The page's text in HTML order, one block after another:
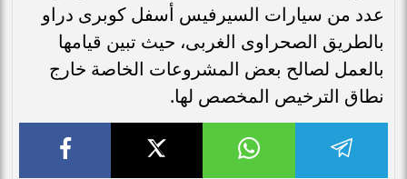
عدد من سيارات السيرفيس أسفل كوبرى دراو
بالطريق الصحراوى الغربى، حيث تبين قيامها
بالعمل لصالح بعض المشروعات الخاصة خارج
نطاق الترخيص المخصص لها.